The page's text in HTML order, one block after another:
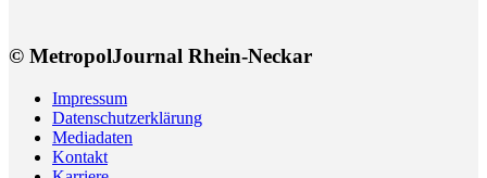
© MetropolJournal Rhein-Neckar
Impressum
Datenschutzerklärung
Mediadaten
Kontakt